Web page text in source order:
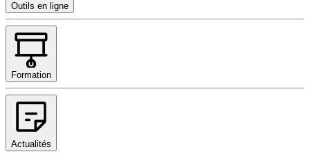
Outils en ligne
Formation
Actualités